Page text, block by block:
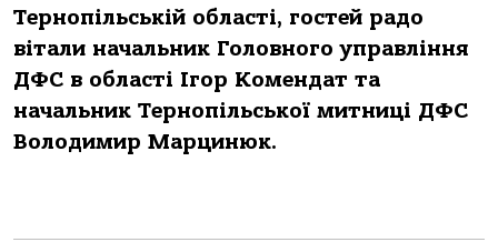
Тернопільській області, гостей радо
вітали начальник Головного управління
ДФС в області Ігор Комендат та
начальник Тернопільської митниці ДФС
Володимир Марцинюк.